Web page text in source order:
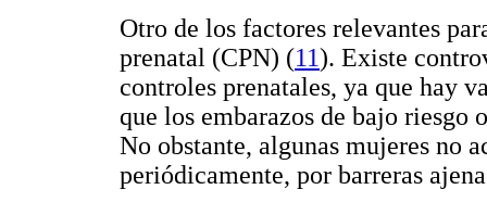
Otro de los factores relevantes
prenatal (CPN) (11). Existe
controles prenatales, ya que hay
que los embarazos de bajo riesgo
No obstante, algunas mujeres no
periódicamente, por barreras